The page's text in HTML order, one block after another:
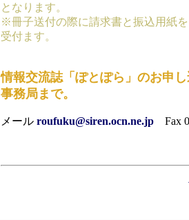
となります。
※冊子送付の際に請求書と振込用紙
受付ます。
情報交流誌「ぽとぽら」のお申
事務局まで。
メール roufuku@siren.ocn.ne.jp Fax